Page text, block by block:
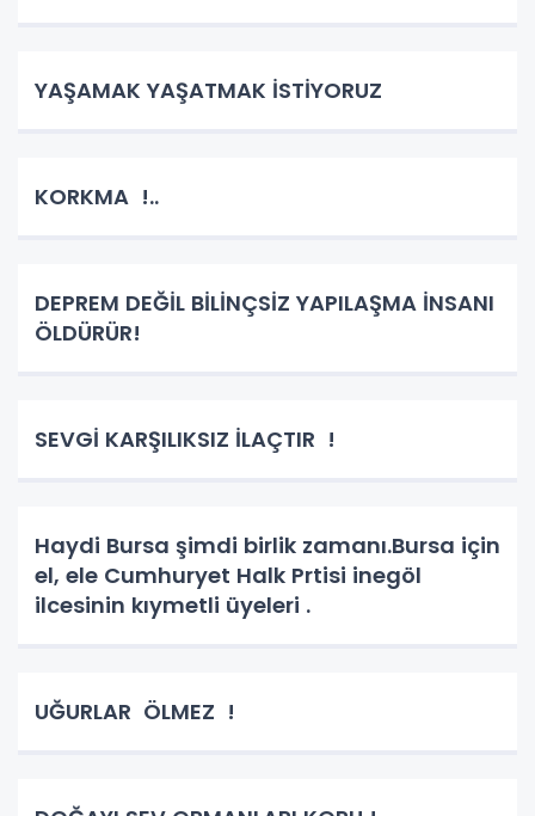
YAŞAMAK YAŞATMAK İSTİYORUZ
KORKMA !..
DEPREM DEĞİL BİLİNÇSİZ YAPILAŞMA İNSANI
ÖLDÜRÜR!
SEVGİ KARŞILIKSIZ İLAÇTIR !
Haydi Bursa şimdi birlik zamanı.Bursa için
el, ele Cumhuryet Halk Prtisi inegöl
ilcesinin kıymetli üyeleri .
UĞURLAR ÖLMEZ !